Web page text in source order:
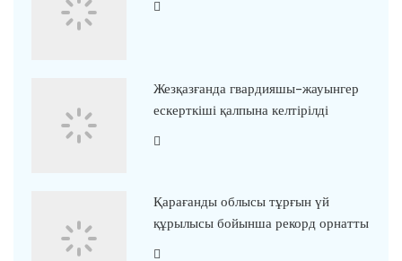
Жезқазғанда гвардияшы-жауынгер
ескерткіші қалпына келтірілді
Қарағанды облысы тұрғын үй
құрылысы бойынша рекорд орнатты